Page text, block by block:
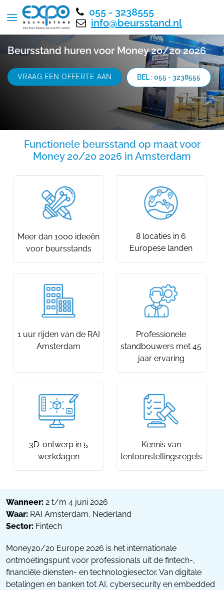
055 - 3238555
info@beursstand.nl
Beursstand huren voor Money 20/20 2026
VRAAG EEN OFFERTE AAN BEL : 055 - 3238555
Functionele beursstand op maat voor
Money 20/20 2026 in Amsterdam
Meer dan 1000 ideeën
voor beursstands
8 locaties in 6
Europese landen
1 uur rijden van de RAI
Amsterdam
Professionele
standbouwers met 45
jaar ervaring
3D-ontwerp in 5
werkdagen
Kennis van
tentoonstellingsregels
Wanneer: 2 t/m 4 juni 2026
Waar: RAI Amsterdam, Nederland
Sector: Fintech
Money20/20 Europe 2026 is het internationale
ontmoetingspunt voor professionals uit de fintech-,
financiële diensten- en technologiesector. Van digitale
betalingen en banken tot AI, cybersecurity en embedded